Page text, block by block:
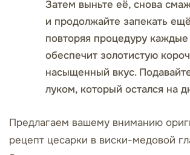
Затем выньте её, снова
и продолжайте запекать
повторяя процедуру
обеспечит золотистую
насыщенный вкус.
луком, который остался на
Предлагаем вашему вниманию
рецепт цесарки в виски-медовой